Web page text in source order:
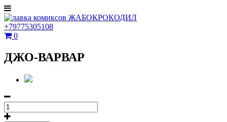
+79775305108
0
ДЖО-ВАРВАР